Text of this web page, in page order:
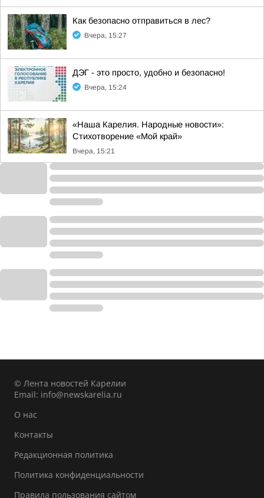
Как безопасно отправиться в лес?
Вчера, 15:27
ДЭГ - это просто, удобно и безопасно!
Вчера, 15:24
«Наша Карелия. Народные новости»:
Стихотворение «Мой край»
Вчера, 15:21
© Лента новостей Карелии
Email: info@newskarelia.ru
О нас
Контакты
Редакционная политика
Политика конфиденциальности
Правила пользования сайтом